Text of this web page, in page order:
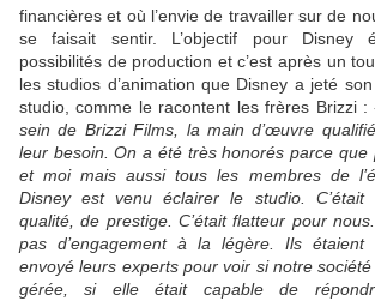
financières et où l’envie de travailler sur de
se faisait sentir. L’objectif pour Disney
possibilités de production et c’est après un
les studios d’animation que Disney a jeté
studio, comme le racontent les frères Brizzi :
sein de Brizzi Films, la main d’œuvre
leur besoin. On a été très honorés parce que
et moi mais aussi tous les membres de
Disney est venu éclairer le studio.
qualité, de prestige. C’était flatteur pour
pas d’engagement à la légère. Ils étaient
envoyé leurs experts pour voir si notre
gérée, si elle était capable de